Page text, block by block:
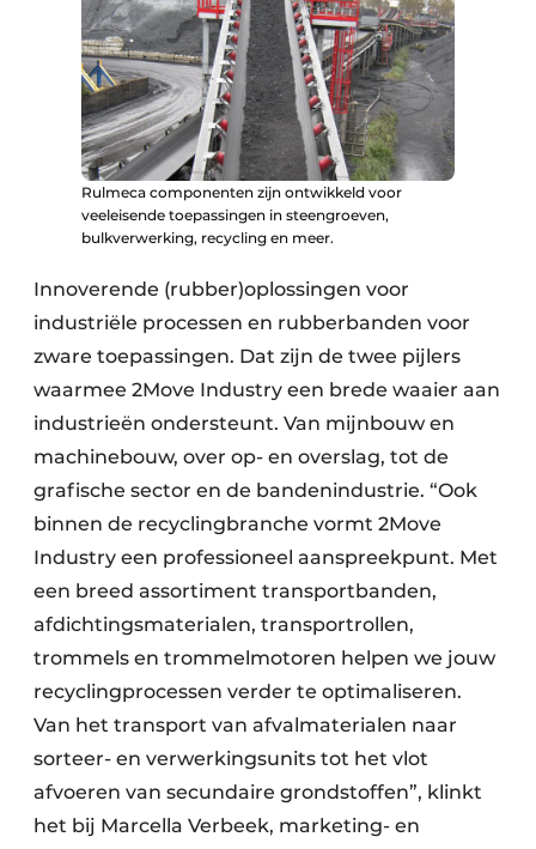
Houtafval
Kunststofafval
Medisch afval
Metaalrecyclage
Textielrecyclage
Rulmeca componenten zijn ontwikkeld voor
veeleisende toepassingen in steengroeven,
bulkverwerking, recycling en meer.
Innoverende (rubber)oplossingen voor
industriële processen en rubberbanden voor
zware toe­passingen. Dat zijn de twee pijlers
waarmee 2Move Industry een brede waaier aan
industrieën ondersteunt. Van mijnbouw en
machine­bouw, over op- en overslag, tot de
grafische sector en de banden­industrie. “Ook
binnen de recycling­branche vormt 2Move
Industry een professioneel aanspreek­punt. Met
een breed assorti­ment transport­banden,
afdichtings­materialen, transport­rollen,
trommels en trommel­motoren helpen we jouw
recycling­processen verder te opti­maliseren.
Van het transport van afval­materialen naar
sorteer- en verwerkings­units tot het vlot
afvoeren van secundaire grond­stoffen”, klinkt
het bij Marcella Verbeek, marketing- en